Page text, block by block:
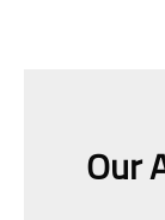
Our